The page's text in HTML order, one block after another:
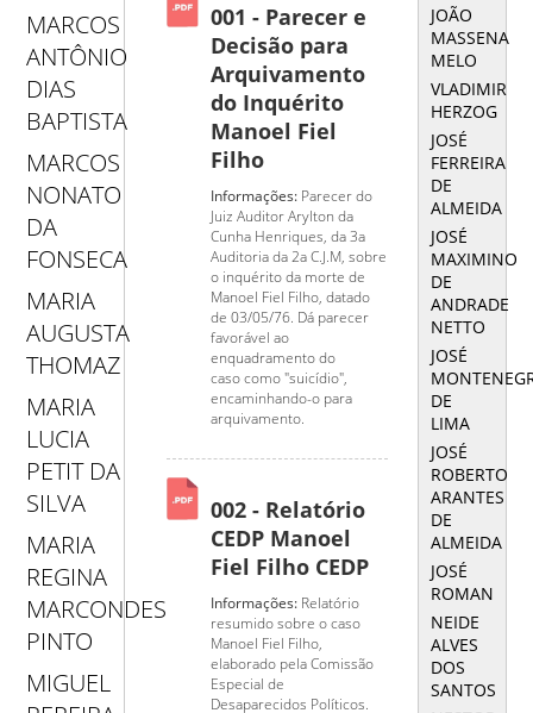
MARCOS
ANTÔNIO
DIAS
BAPTISTA
MARCOS
NONATO
DA
FONSECA
MARIA
AUGUSTA
THOMAZ
MARIA
LUCIA
PETIT DA
SILVA
MARIA
REGINA
MARCONDES
PINTO
MIGUEL
001 - Parecer e
Decisão para
Arquivamento
do Inquérito
Manoel Fiel
Filho
Informações: Parecer do
Juiz Auditor Arylton da
Cunha Henriques, da 3a
Auditoria da 2a C.J.M, sobre
o inquérito da morte de
Manoel Fiel Filho, datado
de 03/05/76. Dá parecer
favorável ao
enquadramento do
caso como "suicídio",
encaminhando-o para
arquivamento.
002 - Relatório
CEDP Manoel
Fiel Filho CEDP
Informações: Relatório
resumido sobre o caso
Manoel Fiel Filho,
elaborado pela Comissão
Especial de
Desaparecidos Políticos.
JOÃO
MASSENA
MELO
VLADIMIR
HERZOG
JOSÉ
FERREIRA
DE
ALMEIDA
JOSÉ
MAXIMINO
DE
ANDRADE
NETTO
JOSÉ
DE
LIMA
JOSÉ
ROBERTO
ARANTES
DE
ALMEIDA
JOSÉ
ROMAN
NEIDE
ALVES
DOS
SANTOS